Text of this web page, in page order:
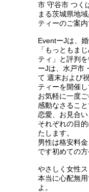
市 守谷市 つく
まる茨城県地
ティーのご案内
EventーJは、
「もっともま
ティ」と評判
ーJは、水戸市
て 週末および
ティーを開催し
お気軽に一度
感動なさること
恋愛、お見合
それぞれの目
たします。
男性は格安料
です初めての
やさしく女性
本当に心配無
よ。